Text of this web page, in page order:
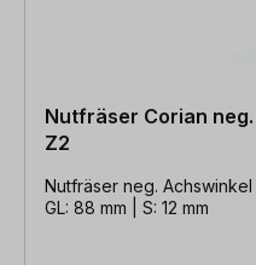
Nutfräser Corian
Z2
Nutfräser neg. Achswinkel
GL: 88 mm | S: 12 mm